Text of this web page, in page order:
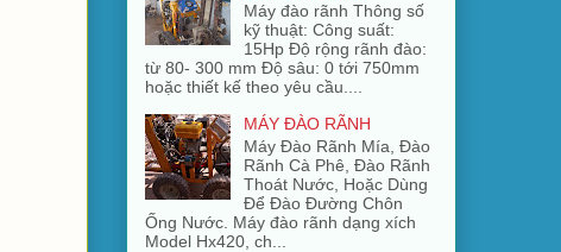
Máy đào rãnh Thông số
kỹ thuật: Công suất:
15Hp Độ rộng rãnh đào:
từ 80- 300 mm Độ sâu: 0 tới 750mm
hoặc thiết kế theo yêu cầu....
MÁY ĐÀO RÃNH
Máy Đào Rãnh Mía, Đào
Rãnh Cà Phê, Đào Rãnh
Thoát Nước, Hoặc Dùng
Để Đào Đường Chôn
Ống Nước. Máy đào rãnh dạng xích
Model Hx420, ch...